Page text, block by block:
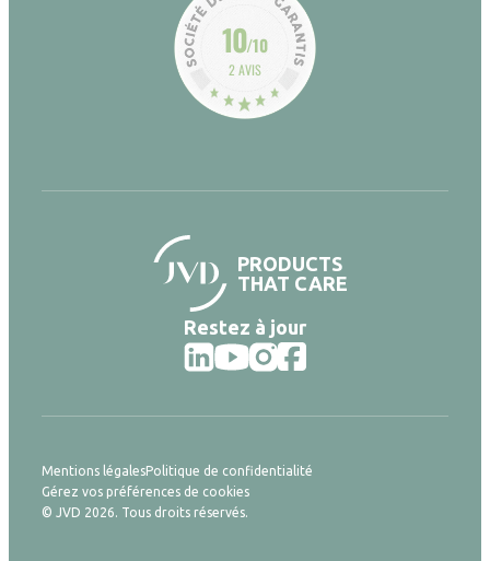
10/10
2 AVIS
PRODUCTS
THAT CARE
Restez à jour
Mentions légalesPolitique de confidentialité
Gérez vos préférences de cookies
© JVD 2026. Tous droits réservés.